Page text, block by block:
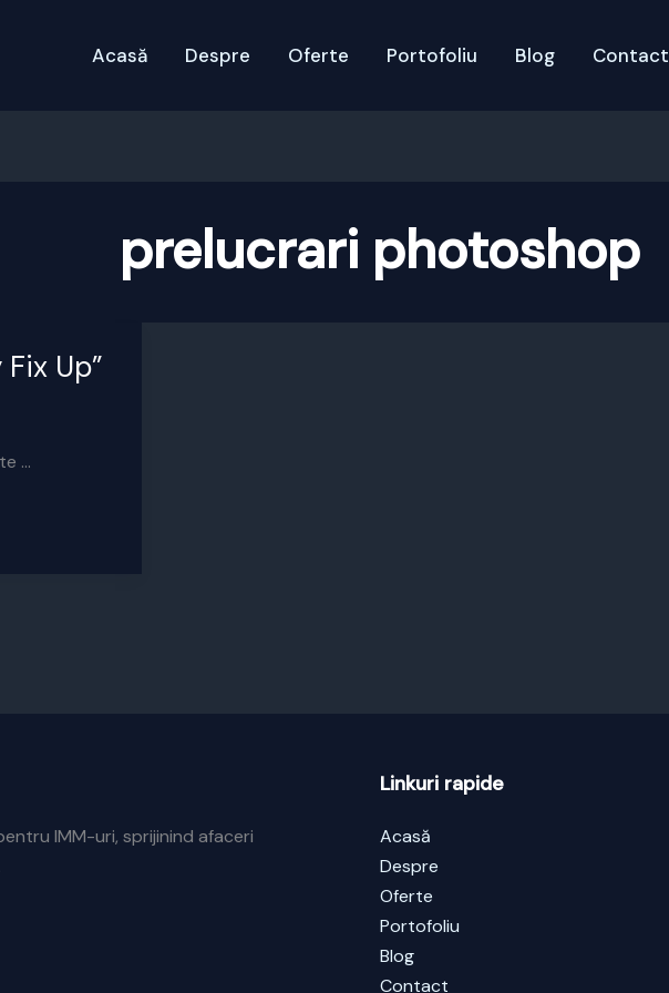
Acasă Despre Oferte Portofoliu Blog Contact
prelucrari photoshop
Up”
…
IMM-uri, sprijinind afaceri
Linkuri rapide
Acasă
Despre
Oferte
Portofoliu
Blog
Contact